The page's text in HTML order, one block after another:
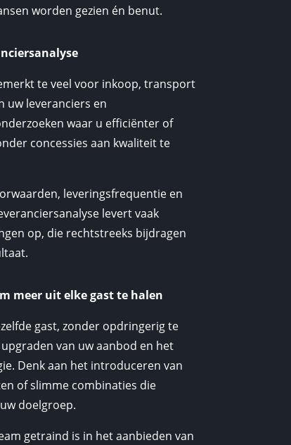
worden gezien én benut.
te veel voor inkoop, transport
uw leveranciers en
waar u efficiënter of
concessies aan kwaliteit te
leveringsfrequentie en
levert vaak
op, die rechtstreeks bijdragen
meer uit elke gast te halen
gast, zonder opdringerig te
van uw aanbod en het
Denk aan het introduceren van
of slimme combinaties die
doelgroep.
getraind is in het aanbieden van